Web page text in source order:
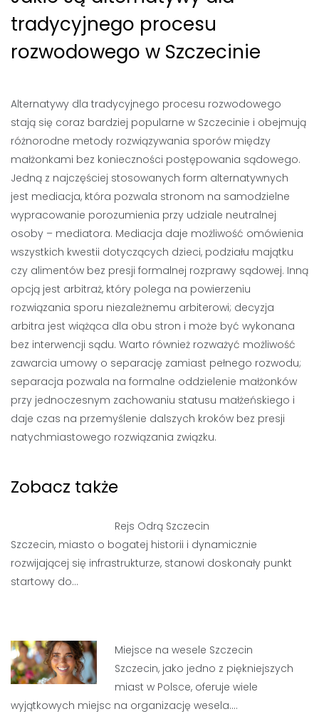
tradycyjnego procesu
rozwodowego w Szczecinie
Alternatywy dla tradycyjnego procesu rozwodowego
stają się coraz bardziej popularne w Szczecinie i obejmują
różnorodne metody rozwiązywania sporów między
małżonkami bez konieczności postępowania sądowego.
Jedną z najczęściej stosowanych form alternatywnych
jest mediacja, która pozwala stronom na samodzielne
wypracowanie porozumienia przy udziale neutralnej
osoby – mediatora. Mediacja daje możliwość omówienia
wszystkich kwestii dotyczących dzieci, podziału majątku
czy alimentów bez presji formalnej rozprawy sądowej. Inną
opcją jest arbitraż, który polega na powierzeniu
rozwiązania sporu niezależnemu arbiterowi; decyzja
arbitra jest wiążąca dla obu stron i może być wykonana
bez interwencji sądu. Warto również rozważyć możliwość
zawarcia umowy o separację zamiast pełnego rozwodu;
separacja pozwala na formalne oddzielenie małżonków
przy jednoczesnym zachowaniu statusu małżeńskiego i
daje czas na przemyślenie dalszych kroków bez presji
natychmiastowego rozwiązania związku.
Zobacz także
Rejs Odrą Szczecin
Szczecin, miasto o bogatej historii i dynamicznie
rozwijającej się infrastrukturze, stanowi doskonały punkt
startowy do…
Miejsce na wesele Szczecin
Szczecin, jako jedno z piękniejszych
miast w Polsce, oferuje wiele
wyjątkowych miejsc na organizację wesela.…